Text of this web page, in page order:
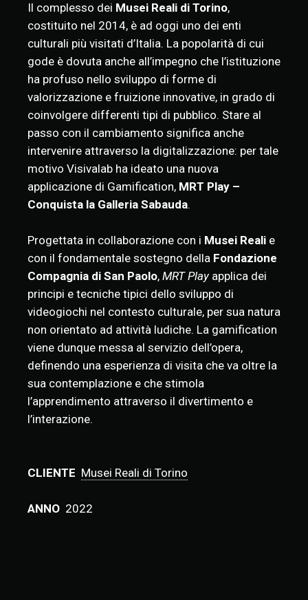
Il complesso dei Musei Reali di Torino,
costituito nel 2014, è ad oggi uno dei enti
culturali più visitati d’Italia. La popolarità di cui
gode è dovuta anche all’impegno che l’istituzione
ha profuso nello sviluppo di forme di
valorizzazione e fruizione innovative, in grado di
coinvolgere differenti tipi di pubblico. Stare al
passo con il cambiamento significa anche
intervenire attraverso la digitalizzazione: per tale
motivo Visivalab ha ideato una nuova
applicazione di Gamification, MRT Play –
Conquista la Galleria Sabauda.
Progettata in collaborazione con i Musei Reali e
con il fondamentale sostegno della Fondazione
Compagnia di San Paolo, MRT Playapplica dei
principi e tecniche tipici dello sviluppo di
videogiochi nel contesto culturale, per sua natura
non orientato ad attività ludiche. La gamification
viene dunque messa al servizio dell’opera,
definendo una esperienza di visita che va oltre la
sua contemplazione e che stimola
l’apprendimento attraverso il divertimento e
l’interazione.
CLIENTE Musei Reali di Torino
ANNO 2022